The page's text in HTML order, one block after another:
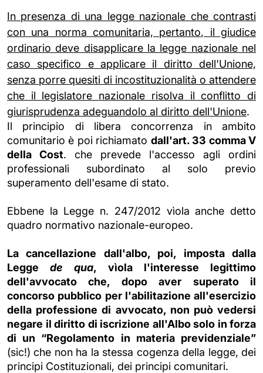
In presenza di una legge nazionale che contrasti
con una norma comunitaria, pertanto, il giudice
ordinario deve disapplicare la legge nazionale nel
caso specifico e applicare il diritto dell'Unione,
senza porre quesiti di incostituzionalità o attendere
che il legislatore nazionale risolva il conflitto di
giurisprudenza adeguandolo al diritto dell'Unione.
Il principio di libera concorrenza in ambito
comunitario è poi richiamato dall'art. 33 comma V
della Cost. che prevede l'accesso agli ordini
professionali subordinato al solo previo
superamento dell'esame di stato.
Ebbene la Legge n. 247/2012 vìola anche detto
quadro normativo nazionale-europeo.
La cancellazione dall'albo, poi, imposta dalla
Leggede qua, vìola l'interesse legittimo
dell'avvocato che, dopo aver superato il
concorso pubblico per l'abilitazione all'esercizio
della professione di avvocato, non può vedersi
negare il diritto di iscrizione all'Albo solo in forza
di un “Regolamento in materia previdenziale”
(sic!) che non ha la stessa cogenza della legge, dei
principi Costituzionali, dei principi comunitari.